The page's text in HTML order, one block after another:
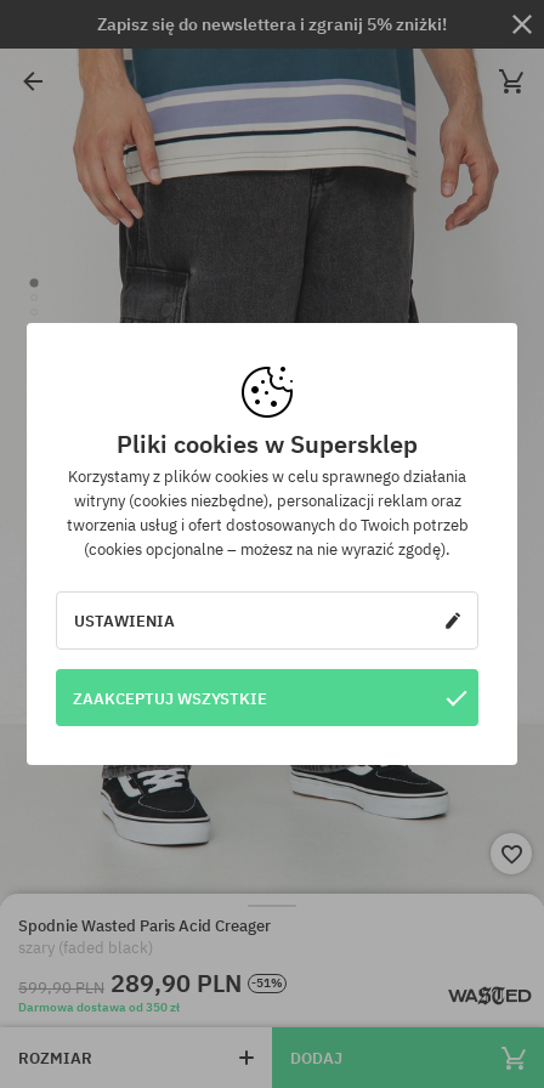
Zapisz się do newslettera i zgranij 5% zniżki!
Spodnie Wasted Paris Acid Creager
szary (faded black)
599,90 PLN 289,90 PLN
-51%
Darmowa dostawa od 350 zł
ROZMIAR DODAJ
Pliki cookies w Supersklep
Korzystamy z plików cookies w celu sprawnego działania
witryny (cookies niezbędne), personalizacji reklam oraz
tworzenia usług i ofert dostosowanych do Twoich potrzeb
(cookies opcjonalne – możesz na nie wyrazić zgodę).
USTAWIENIA
ZAAKCEPTUJ WSZYSTKIE